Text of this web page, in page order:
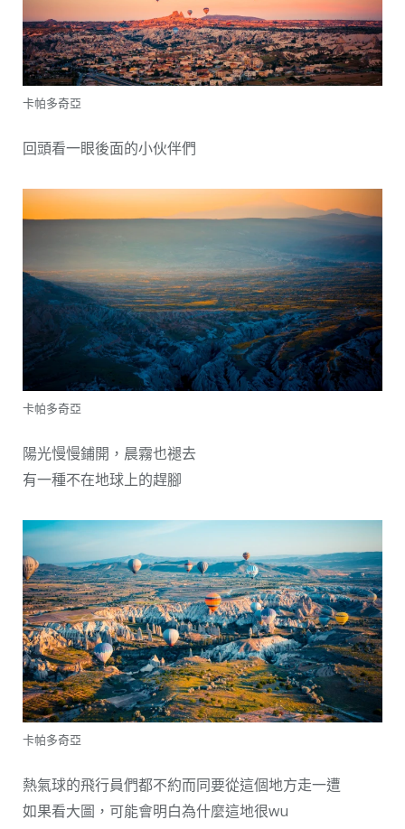
卡帕多奇亞
回頭看一眼後面的小伙伴們
卡帕多奇亞
陽光慢慢鋪開，晨霧也褪去
有一種不在地球上的趕腳
卡帕多奇亞
熱氣球的飛行員們都不約而同要從這個地方走一遭
如果看大圖，可能會明白為什麼這地很wu